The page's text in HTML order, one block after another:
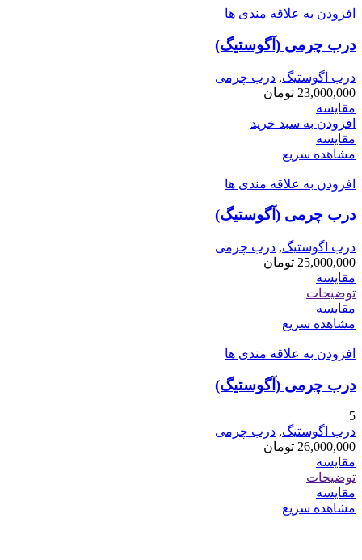
افزودن به علاقه مندی ها
درب چرمی (آگوستیگ)
درب اگوستیگ, درب چرمی
23,000,000 تومان
مقایسه
افزودن به سبد خرید
مقایسه
مشاهده سریع
افزودن به علاقه مندی ها
درب چرمی (آگوستیگ)
درب اگوستیگ, درب چرمی
25,000,000 تومان
مقایسه
توضیحات
مقایسه
مشاهده سریع
افزودن به علاقه مندی ها
درب چرمی (آگوستیگ)
5
درب اگوستیگ, درب چرمی
26,000,000 تومان
مقایسه
توضیحات
مقایسه
مشاهده سریع